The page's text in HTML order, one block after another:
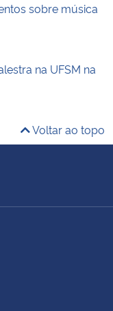
sobre música
na UFSM na
Voltar ao topo